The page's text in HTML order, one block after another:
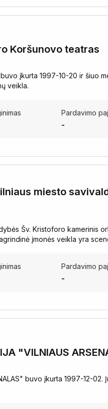
Koršunovo teatras
įkurta 1997-10-20 ir šiuo
veikla.
Pardavimo
-
miesto
Šv. Kristoforo kamerinis
įmonės veikla yra
Pardavimo
-
"VILNIAUS
buvo įkurta 1997-12-